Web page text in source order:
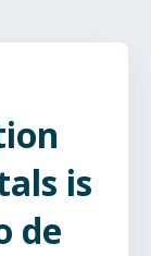
is
de